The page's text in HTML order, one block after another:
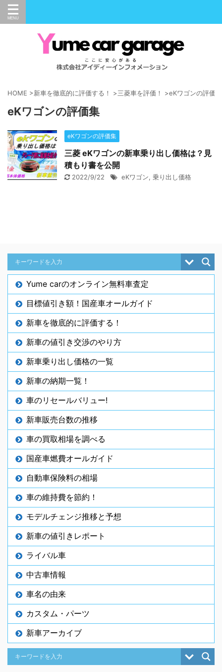
HOME >新車を徹底的に評価する！ >三菱車を評価！ >eKワゴンの評価集
eKワゴンの評価集
eKワゴンの評価集
三菱 eKワゴンの新車乗り出し価格は？見
積もり書を公開
2022/9/22 eKワゴン, 乗り出し価格
Yume carのオンライン無料車査定
目標値引き額！国産車オールガイド
新車を徹底的に評価する！
新車の値引き交渉のやり方
新車乗り出し価格の一覧
新車の納期一覧！
車のリセールバリュー!
新車販売台数の推移
車の買取相場を調べる
国産車燃費オールガイド
自動車保険料の相場
車の維持費を節約！
モデルチェンジ推移と予想
新車の値引きレポート
ライバル車
中古車情報
車名の由来
カスタム・パーツ
新車アーカイブ